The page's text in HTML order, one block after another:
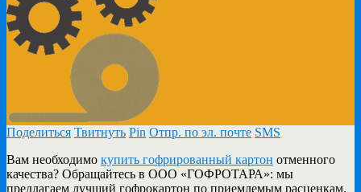
Поделиться Твитнуть Pin Отпр. по эл. почте SMS
Вам необходимо купить гофрированный картон отменного
качества? Обращайтесь в ООО «ГОФРОТАРА»: мы
предлагаем лучший гофрокартон по приемлемым расценкам.